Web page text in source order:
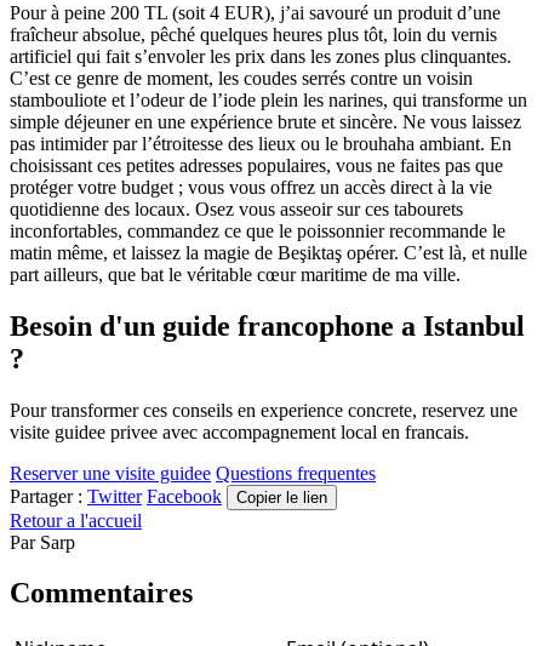
Pour à peine 200 TL (soit 4 EUR), j’ai savouré un produit d’une
fraîcheur absolue, pêché quelques heures plus tôt, loin du vernis
artificiel qui fait s’envoler les prix dans les zones plus clinquantes.
C’est ce genre de moment, les coudes serrés contre un voisin
stambouliote et l’odeur de l’iode plein les narines, qui transforme un
simple déjeuner en une expérience brute et sincère. Ne vous laissez
pas intimider par l’étroitesse des lieux ou le brouhaha ambiant. En
choisissant ces petites adresses populaires, vous ne faites pas que
protéger votre budget ; vous vous offrez un accès direct à la vie
quotidienne des locaux. Osez vous asseoir sur ces tabourets
inconfortables, commandez ce que le poissonnier recommande le
matin même, et laissez la magie de Beşiktaş opérer. C’est là, et nulle
part ailleurs, que bat le véritable cœur maritime de ma ville.
Besoin d'un guide francophone a Istanbul
?
Pour transformer ces conseils en experience concrete, reservez une
visite guidee privee avec accompagnement local en francais.
Reserver une visite guidee Questions frequentes
Partager : Twitter Facebook Copier le lien
Retour a l'accueil
Par Sarp
Commentaires